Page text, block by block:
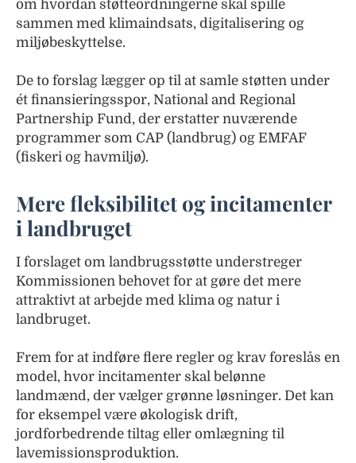
om hvordan støtteordningerne skal spille
sammen med klimaindsats, digitalisering og
miljøbeskyttelse.
De to forslag lægger op til at samle støtten under
ét finansieringsspor, National and Regional
Partnership Fund, der erstatter nuværende
programmer som CAP (landbrug) og EMFAF
(fiskeri og havmiljø).
Mere fleksibilitet og incitamenter
i landbruget
I forslaget om landbrugsstøtte understreger
Kommissionen behovet for at gøre det mere
attraktivt at arbejde med klima og natur i
landbruget.
Frem for at indføre flere regler og krav foreslås en
model, hvor incitamenter skal belønne
landmænd, der vælger grønne løsninger. Det kan
for eksempel være økologisk drift,
jordforbedrende tiltag eller omlægning til
lavemissionsproduktion.